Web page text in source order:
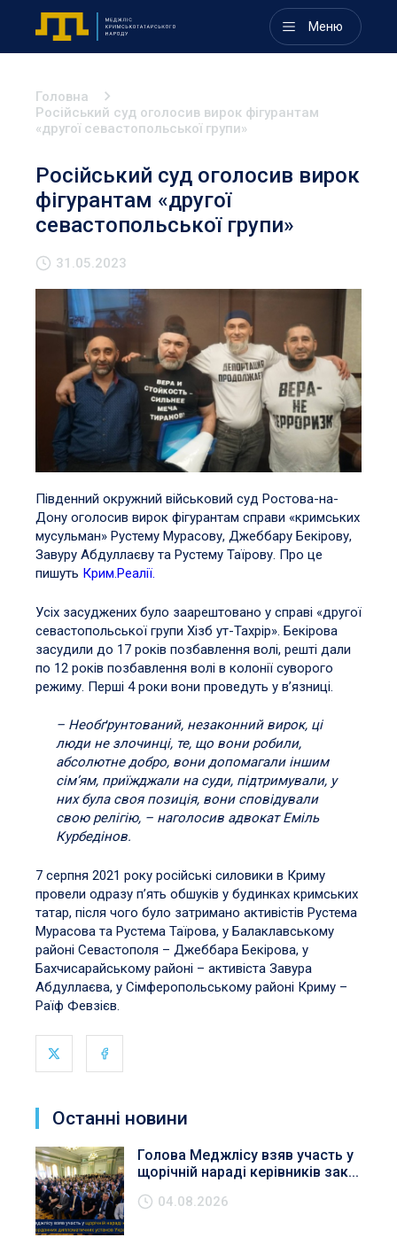
Меню
Головна
Російський суд оголосив вирок фігурантам
«другої севастопольської групи»
Російський суд оголосив вирок
фігурантам «другої
севастопольської групи»
31.05.2023
Південний окружний військовий суд Ростова-на-
Дону оголосив вирок фігурантам справи «кримських
мусульман» Рустему Мурасову, Джеббару Бекірову,
Завуру Абдуллаєву та Рустему Таїрову. Про це
пишуть Крим.Реалії.
Усіх засуджених було заарештовано у справі «другої
севастопольської групи Хізб ут-Тахрір». Бекірова
засудили до 17 років позбавлення волі, решті дали
по 12 років позбавлення волі в колонії суворого
режиму. Перші 4 роки вони проведуть у в’язниці.
– Необґрунтований, незаконний вирок, ці
люди не злочинці, те, що вони робили,
абсолютне добро, вони допомагали іншим
сім’ям, приїжджали на суди, підтримували, у
них була своя позиція, вони сповідували
свою релігію, – наголосив адвокат Еміль
Курбедінов.
7 серпня 2021 року російські силовики в Криму
провели одразу п’ять обшуків у будинках кримських
татар, після чого було затримано активістів Рустема
Мурасова та Рустема Таїрова, у Балаклавському
районі Севастополя – Джеббара Бекірова, у
Бахчисарайському районі – активіста Завура
Абдуллаєва, у Сімферопольському районі Криму –
Раїф Февзієв.
Останні новини
Голова Меджлісу взяв участь у
щорічній нараді керівників зак...
04.08.2026